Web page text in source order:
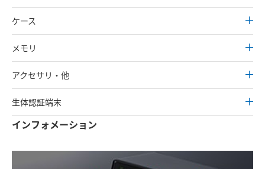
ケース
メモリ
アクセサリ・他
生体認証端末
インフォメーション